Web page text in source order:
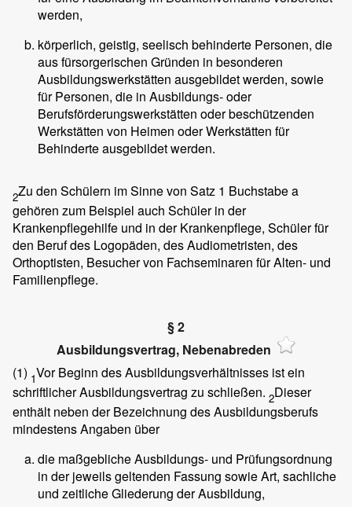
werden,
körperlich, geistig, seelisch behinderte Personen, die
aus fürsorgerischen Gründen in besonderen
Ausbildungswerkstätten ausgebildet werden, sowie
für Personen, die in Ausbildungs- oder
Berufsförderungswerkstätten oder beschützenden
Werkstätten von Heimen oder Werkstätten für
Behinderte ausgebildet werden.
2Zu den Schülern im Sinne von Satz 1 Buchstabe a
gehören zum Beispiel auch Schüler in der
Krankenpflegehilfe und in der Krankenpflege, Schüler für
den Beruf des Logopäden, des Audiometristen, des
Orthoptisten, Besucher von Fachseminaren für Alten- und
Familienpflege.
§ 2
Ausbildungsvertrag, Nebenabreden
(1) 1Vor Beginn des Ausbildungsverhältnisses ist ein
schriftlicher Ausbildungsvertrag zu schließen. 2Dieser
enthält neben der Bezeichnung des Ausbildungsberufs
mindestens Angaben über
die maßgebliche Ausbildungs- und Prüfungsordnung
in der jeweils geltenden Fassung sowie Art, sachliche
und zeitliche Gliederung der Ausbildung,